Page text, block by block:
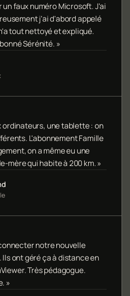
faux numéro Microsoft. J'ai
j'ai d'abord appelé
tout nettoyé et expliqué.
Sérénité. »
ordinateurs, une tablette : on
L'abonnement Famille
on a même eu une
mère qui habite à 200 km. »
notre nouvelle
Ils ont géré ça à distance en
Très pédagogue.
»